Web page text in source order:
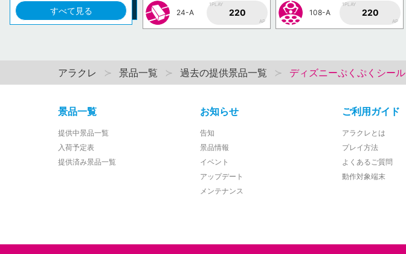
すべて見る 24-A
1PLAY
220
AP
108-A
1PLAY
220
AP
アラクレ 景品一覧 過去の提供景品一覧 ディズニーぷくぷくシール
景品一覧
提供中景品一覧
入荷予定表
提供済み景品一覧
お知らせ
告知
景品情報
イベント
アップデート
メンテナンス
ご利用ガイド
アラクレとは
プレイ方法
よくあるご質問
動作対象端末